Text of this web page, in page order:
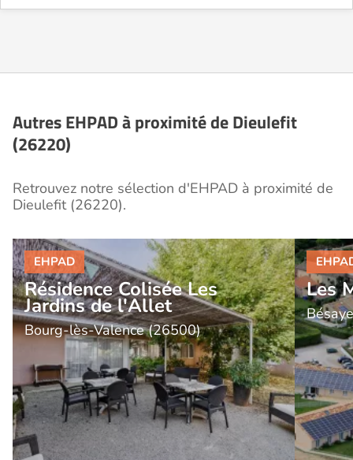
La demande s’effectue directement via le formulaire
les coûts et les démarches administratives
Autres EHPAD à proximité de Dieulefit
(26220)
Retrouvez notre sélection d'EHPAD à proximité de
Dieulefit (26220).
Résidence Colisée Les
Jardins de l'Allet
Bourg-lès-Valence (26500)
Les